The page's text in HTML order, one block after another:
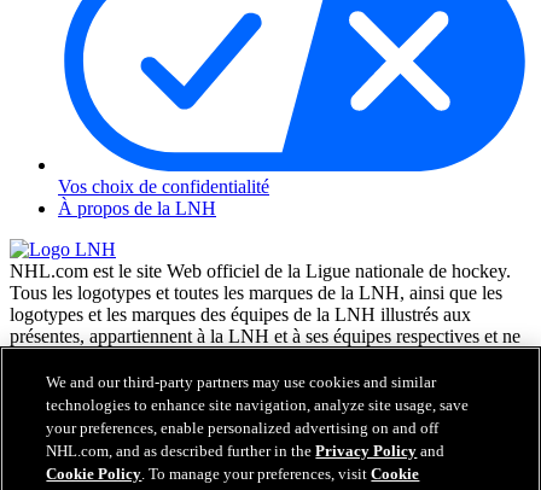
Vos choix de confidentialité
À propos de la LNH
NHL.com est le site Web officiel de la Ligue nationale de hockey.
Tous les logotypes et toutes les marques de la LNH, ainsi que les
logotypes et les marques des équipes de la LNH illustrés aux
présentes, appartiennent à la LNH et à ses équipes respectives et ne
Enterprises, L.P. © LNH 2026. Tous droits réservés. Tous les
chandails d'équipe de la LNH personnalisés avec les noms des
joueurs de la LNH et leurs numéros sont officiellement sous license
de la LNH et de l'AJLNH. Le mot servant de marque Zamboni et la
configuration de la surfaceuse Zamboni sont des marques de
We and our third-party partners may use cookies and similar
technologies to enhance site navigation, analyze site usage, save
your preferences, enable personalized advertising on and off
NHL.com, and as described further in thePrivacy Policy and
Cookie Policy. To manage your preferences, visitCookie